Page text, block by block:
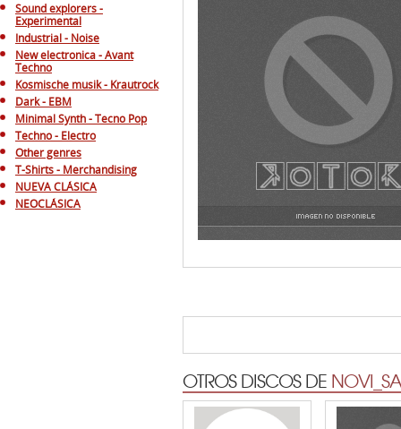
Sound explorers -
Experimental
Industrial - Noise
New electronica - Avant
Techno
Kosmische musik - Krautrock
Dark - EBM
Minimal Synth - Tecno Pop
Techno - Electro
Other genres
T-Shirts - Merchandising
NUEVA CLÁSICA
NEOCLÁSICA
OTROS DISCOS DE